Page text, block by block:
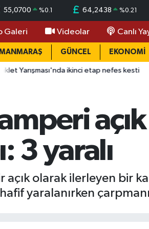
55,0700 %0.1 64,2438 %0.21
Galeri Videolar Canlı
GÜNCEL EKONOMİ
ikinci etap nefes kesti 10:52
3 yaralı
olarak ilerleyen bir
yaralanırken